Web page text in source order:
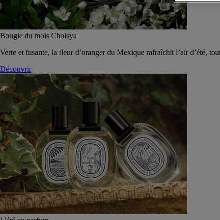
Bougie du mois Choisya
Verte et fusante, la fleur d’oranger du Mexique rafraîchit l’air d’été,
Découvrir